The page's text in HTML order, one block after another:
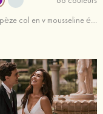
Robe trapèze col en v mousseline élégant longueur ras du sol robe de mère de la mariée avec plissé